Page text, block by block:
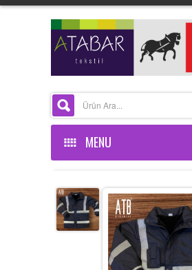
MENU
KURUMSAL
HAKKIMIZDA
ÜRÜNLERİMİZ